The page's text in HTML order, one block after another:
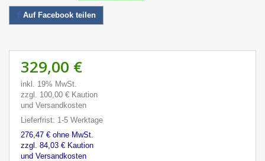
Auf Facebook teilen
329,00 €
inkl. 19% MwSt.
zzgl. 100,00 € Kaution
und Versandkosten
Lieferfrist: 1-5 Werktage
276,47 € ohne MwSt.
zzgl. 84,03 € Kaution
und Versandkosten